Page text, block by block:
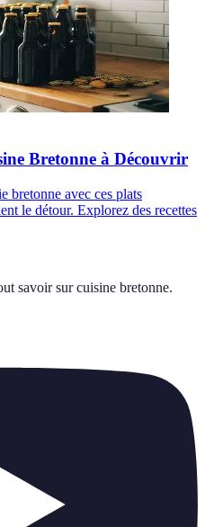
Bretonne à Découvrir
bretonne avec ces plats
le détour. Explorez des recettes
savoir sur cuisine bretonne.